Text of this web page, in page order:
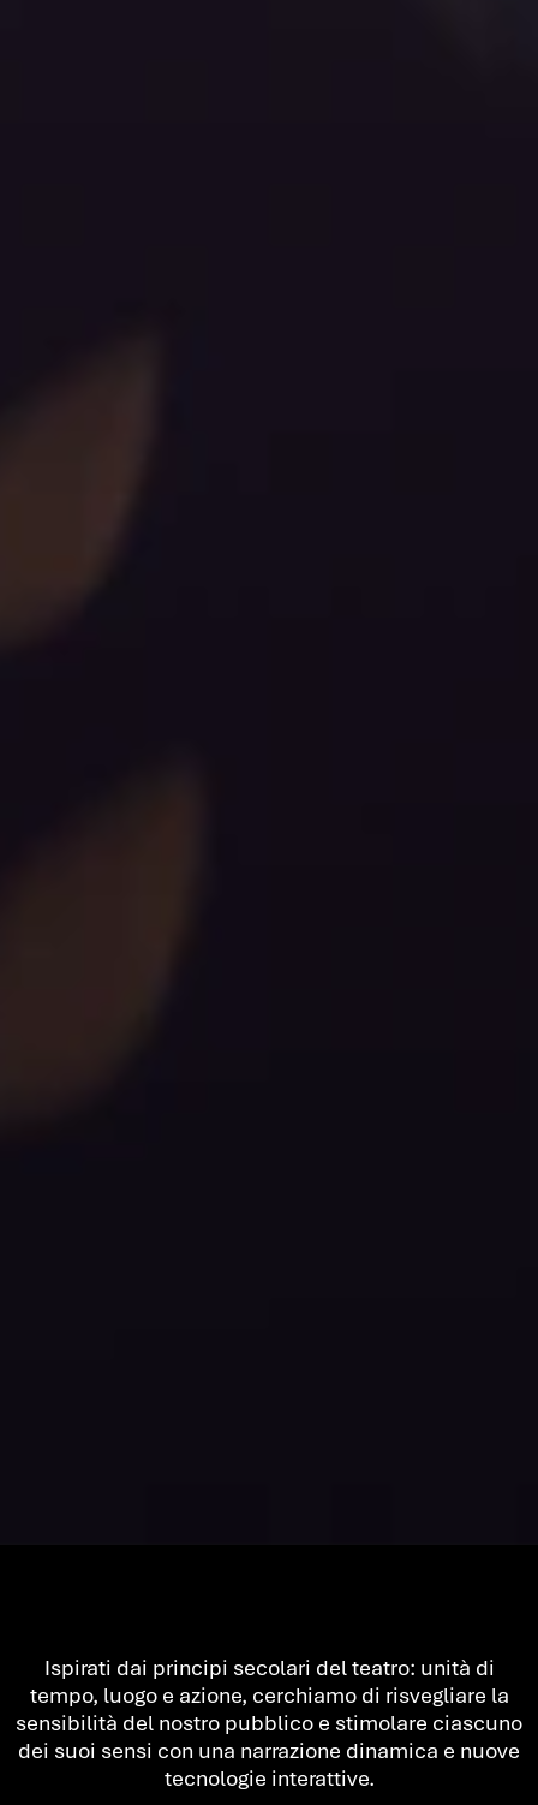
Ispirati dai principi secolari del teatro: unità di
tempo, luogo e azione, cerchiamo di risvegliare la
sensibilità del nostro pubblico e stimolare ciascuno
dei suoi sensi con una narrazione dinamica e nuove
tecnologie interattive.